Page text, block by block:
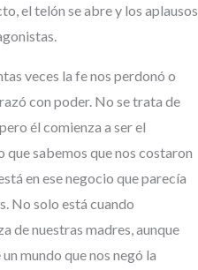
el telón se abre y los aplausos
veces la fe nos perdonó o
con poder. No se trata de
él comienza a ser el
que sabemos que nos costaron
en ese negocio que parecía
No solo está cuando
de nuestras madres, aunque
mundo que nos negó la